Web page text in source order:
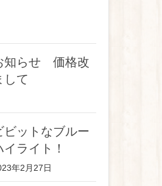
知らせ 価格改
して
ビットなブルー
イライト！
年2月27日